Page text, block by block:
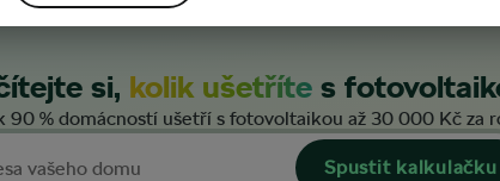
si, kolik ušetřítes
90 % domácností ušetří s fotovoltaikou až 30 000 Kč za
Spustit kalkulačku